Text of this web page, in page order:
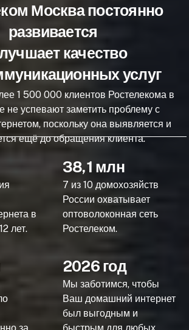
Москва постоянно
развивается
качество
услуг
1 500 000 клиентов Ростелекома в
не успевают заметить проблему с
поскольку она выявляется и
ещё до обращения клиента.
в
лет.
38,1 млн
7 из 10 домохозяйств
России охватывает
оптоволоконная сеть
Ростелеком.
2026 год
Мы заботимся, чтобы
Ваш домашний интернет
был выгодным и